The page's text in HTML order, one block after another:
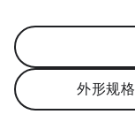
外形规格